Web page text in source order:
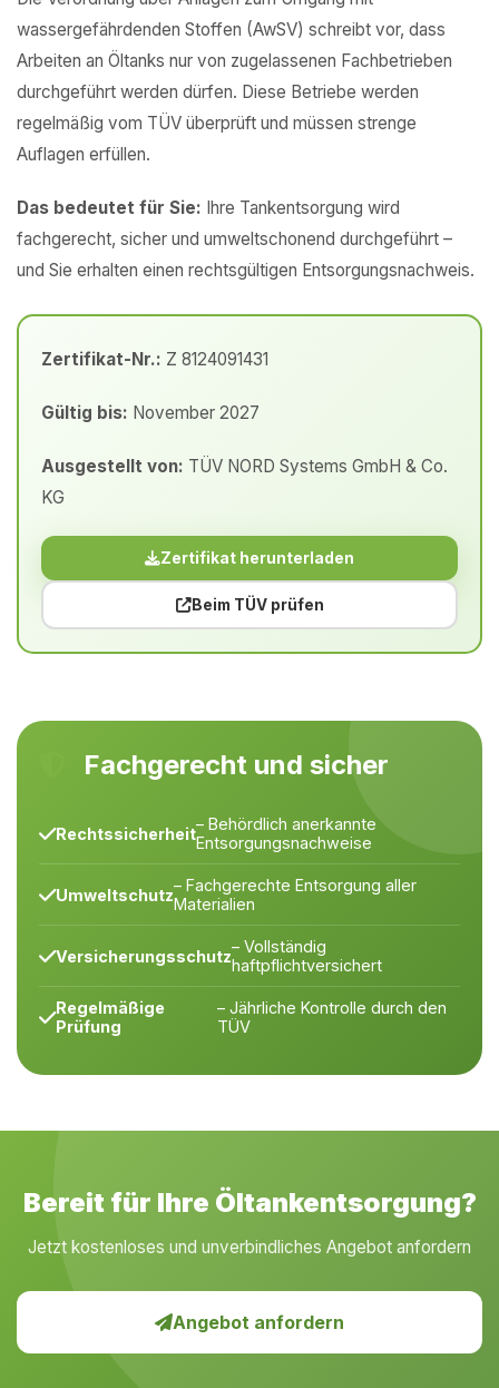
wassergefährdenden Stoffen (AwSV) schreibt vor, dass
Arbeiten an Öltanks nur von zugelassenen Fachbetrieben
durchgeführt werden dürfen. Diese Betriebe werden
regelmäßig vom TÜV überprüft und müssen strenge
Auflagen erfüllen.
Das bedeutet für Sie: Ihre Tankentsorgung wird
fachgerecht, sicher und umweltschonend durchgeführt –
und Sie erhalten einen rechtsgültigen Entsorgungsnachweis.
Zertifikat-Nr.: Z 8124091431
Gültig bis: November 2027
Ausgestellt von: TÜV NORD Systems GmbH & Co.
KG
Zertifikat herunterladen
Beim TÜV prüfen
Fachgerecht und sicher
Rechtssicherheit– Behördlich anerkannte
Entsorgungsnachweise
Umweltschutz– Fachgerechte Entsorgung aller
Materialien
Versicherungsschutz– Vollständig
haftpflichtversichert
Regelmäßige
Prüfung
– Jährliche Kontrolle durch den
TÜV
Bereit für Ihre Öltankentsorgung?
Jetzt kostenloses und unverbindliches Angebot anfordern
Angebot anfordern